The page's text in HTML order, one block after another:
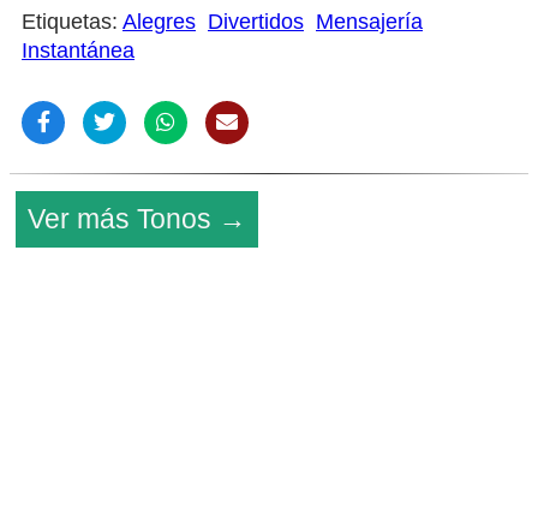
Etiquetas: Alegres Divertidos Mensajería
Instantánea
Ver más Tonos →